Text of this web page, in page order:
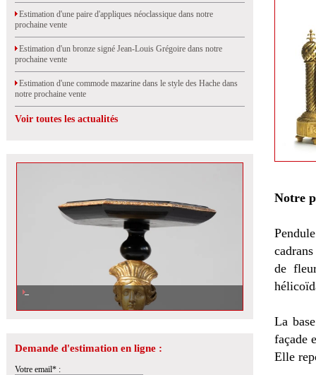
Estimation d'une paire d'appliques néoclassique dans notre
prochaine vente
Estimation d'un bronze signé Jean-Louis Grégoire dans notre
prochaine vente
Estimation d'une commode mazarine dans le style des Hache dans
notre prochaine vente
Voir toutes les actualités
Estimation d'une sellette marquetée dans notre prochaine vente
Demande d'estimation en ligne :
Votre email* :
Notre
de
La
façade
Elle